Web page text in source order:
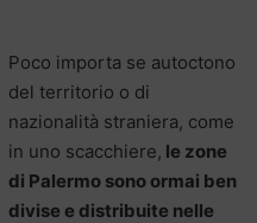
Poco importa se autoctono
del territorio o di
nazionalità straniera, come
in uno scacchiere, le zone
di Palermo sono ormai ben
divise e distribuite nelle